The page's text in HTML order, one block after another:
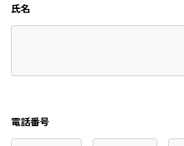
氏名
電話番号